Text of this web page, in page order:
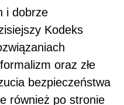
i dobrze
Kodeks
oraz złe
bezpieczeństwa
również po stronie